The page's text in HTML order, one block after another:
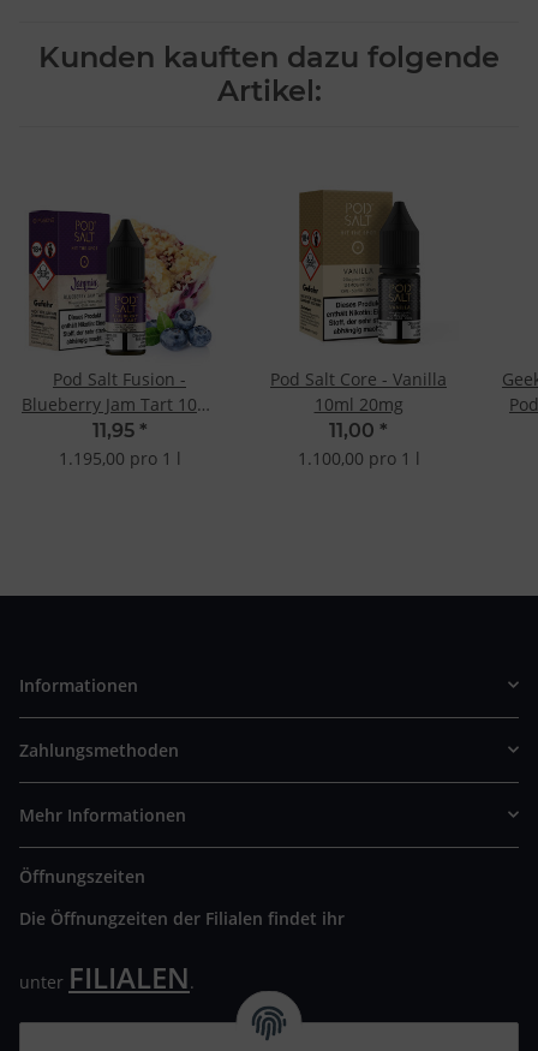
Kunden kauften dazu folgende
Artikel:
Pod Salt Fusion -
Blueberry Jam Tart 10ml
20mg
11,95 *
1.195,00 pro 1 l
Pod Salt Core - Vanilla
10ml 20mg
11,00 *
1.100,00 pro 1 l
Informationen
Zahlungsmethoden
Mehr Informationen
Öffnungszeiten
Die Öffnungzeiten der Filialen findet ihr
unter FILIALEN.
Wir freuen uns auf Euren Besuch. Bitte beachtet die